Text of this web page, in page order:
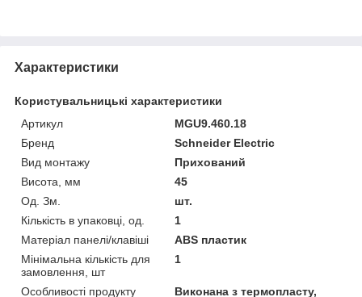
Характеристики
Користувальницькі характеристики
Артикул
MGU9.460.18
Бренд
Schneider Electric
Вид монтажу
Прихований
Висота, мм
45
Од. Зм.
шт.
Кількість в упаковці, од.
1
Матеріал панелі/клавіші
ABS пластик
Мінімальна кількість для
замовлення, шт
1
Особливості продукту
Виконана з термопласту,